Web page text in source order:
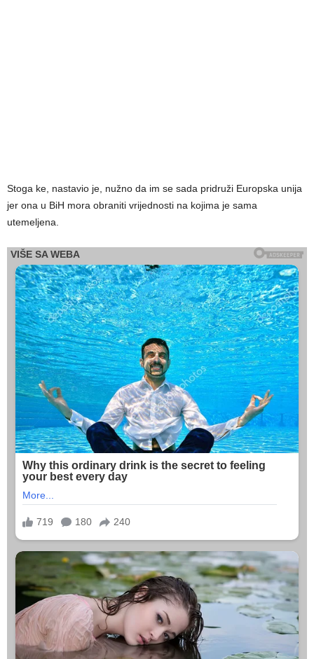
Stoga ke, nastavio je, nužno da im se sada pridruži Europska unija
jer ona u BiH mora obraniti vrijednosti na kojima je sama
utemeljena.